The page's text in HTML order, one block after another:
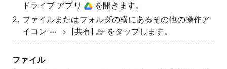
ドライブ アプリ
を開きます。
ファイルまたはフォルダの横にあるその他の操作ア
イコン
[共有] をタップします。
ファイル